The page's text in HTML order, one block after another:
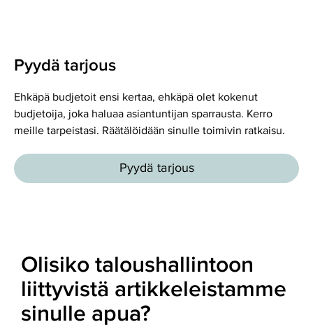
Pyydä tarjous
Ehkäpä budjetoit ensi kertaa, ehkäpä olet kokenut
budjetoija, joka haluaa asiantuntijan sparrausta. Kerro
meille tarpeistasi. Räätälöidään sinulle toimivin ratkaisu.
Pyydä tarjous
Olisiko taloushallintoon
liittyvistä artikkeleistamme
sinulle apua?